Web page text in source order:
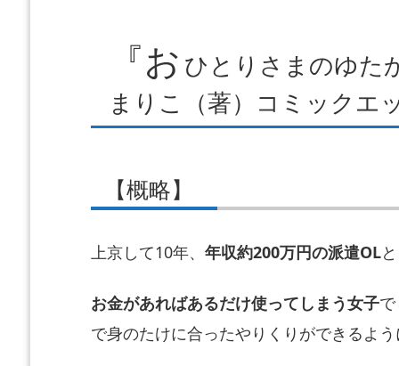
『お ひとりさまのゆた
まりこ（著）コミックエ
【概略】
上京して10年、 年収約200万円の派遣OL
お金があればあるだけ使ってしまう女子
で身のたけに合ったやりくりができるよ